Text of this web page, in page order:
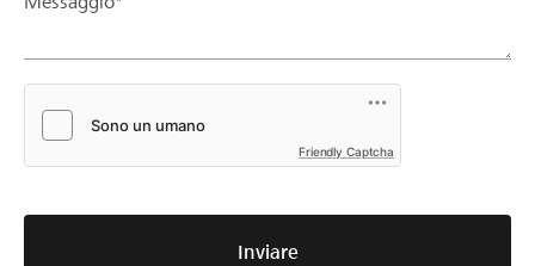
Friendly Captcha
Inviare